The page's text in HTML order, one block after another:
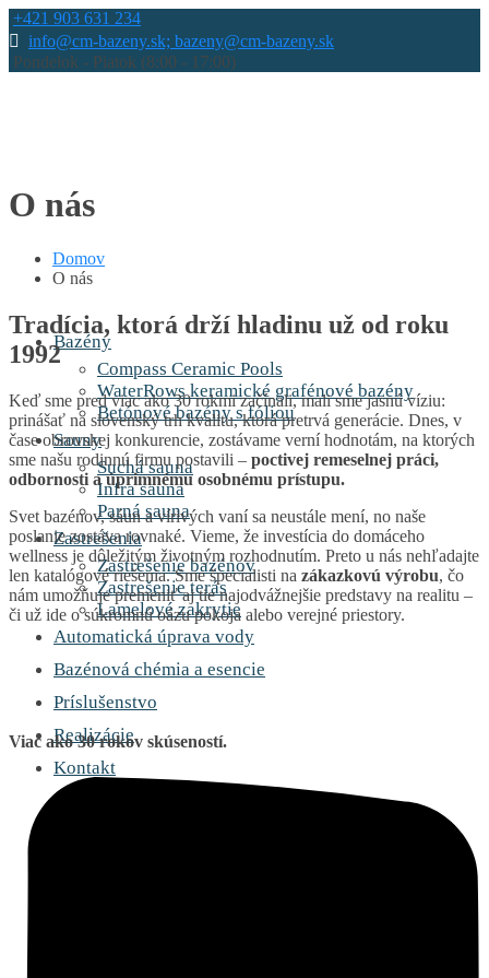
+421 903 631 234
info@cm-bazeny.sk; bazeny@cm-bazeny.sk
Pondelok - Piatok (8:00 - 17:00)
Bazény
Compass Ceramic Pools
WaterRows keramické grafénové bazény
Betónové bazény s fóliou
Sauny
Suchá sauna
Infra sauna
Parná sauna
Zastrešenia
Zastrešenie bazénov
Zastrešenie terás
Lamelové zakrytie
Automatická úprava vody
Bazénová chémia a esencie
Príslušenstvo
Realizácie
Kontakt
O nás
Domov
O nás
Tradícia, ktorá drží hladinu už od roku
1992
Keď sme pred viac ako 30 rokmi začínali, mali sme jasnú víziu:
prinášať na slovenský trh kvalitu, ktorá pretrvá generácie. Dnes, v
čase obrovskej konkurencie, zostávame verní hodnotám, na ktorých
sme našu rodinnú firmu postavili – poctivej remeselnej práci,
odbornosti a úprimnému osobnému prístupu.
Svet bazénov, sáun a vírivých vaní sa neustále mení, no naše
poslanie zostáva rovnaké. Vieme, že investícia do domáceho
wellness je dôležitým životným rozhodnutím. Preto u nás nehľadajte
len katalógové riešenia. Sme špecialisti na zákazkovú výrobu, čo
nám umožňuje premeniť aj tie najodvážnejšie predstavy na realitu –
či už ide o súkromnú oázu pokoja alebo verejné priestory.
Viac ako 30 rokov skúseností.